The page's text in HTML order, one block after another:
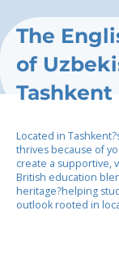
The
of
Tashkent
Located in
thrives because of
create a supportive,
British education
heritage?helping
outlook rooted in